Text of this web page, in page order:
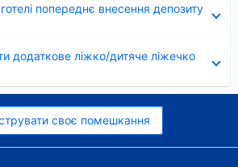
попереднє внесення депозиту
додаткове ліжко/дитяче ліжечко
своє помешкання